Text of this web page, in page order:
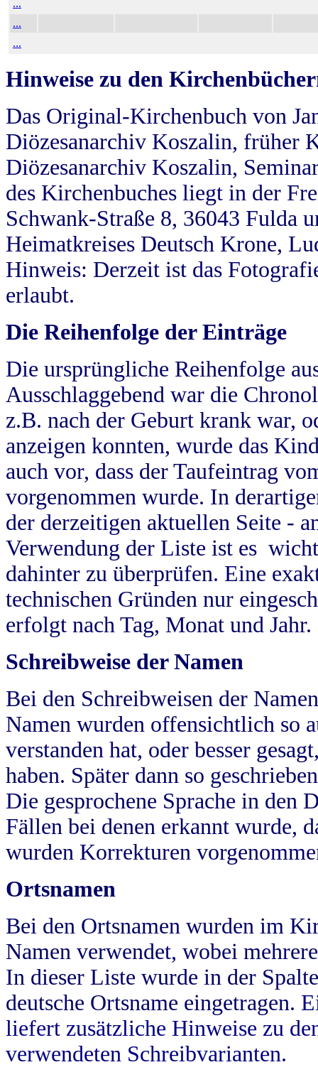
...
...
...
Hinweise zu den
Das Original-Kirchenbuch von
Diözesanarchiv Koszalin, früher
Diözesanarchiv Koszalin,
des Kirchenbuches liegt in der
Schwank-Straße 8, 36043 Fulda
Heimatkreises Deutsch Krone,
Hinweis: Derzeit ist das
erlaubt.
Die Reihenfolge der Einträge
Die ursprüngliche Reihenfolge
Ausschlaggebend war die
z.B. nach der Geburt krank war,
anzeigen konnten, wurde das
auch vor, dass der Taufeintrag
vorgenommen wurde. In
der derzeitigen aktuellen Seite -
Verwendung der Liste ist es
dahinter zu überprüfen. Eine
technischen Gründen nur
erfolgt nach Tag, Monat und Jahr.
Schreibweise der Namen
Bei den Schreibweisen der
Namen wurden offensichtlich so
verstanden hat, oder besser
haben. Später dann so
Die gesprochene Sprache in
Fällen bei denen erkannt wurde,
wurden Korrekturen
Ortsnamen
Bei den Ortsnamen wurden im
Namen verwendet, wobei
In dieser Liste wurde in der
deutsche Ortsname eingetragen.
liefert zusätzliche Hinweise zu
verwendeten Schreibvarianten.